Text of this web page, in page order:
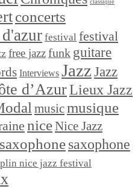
classique
concerts
festival festival
free jazzfunk guitare
Interviews Jazz Jazz
d’AzurLieux Jazz
musicmusique
niceNice Jazz
saxophonesaxophone
nice jazz festival